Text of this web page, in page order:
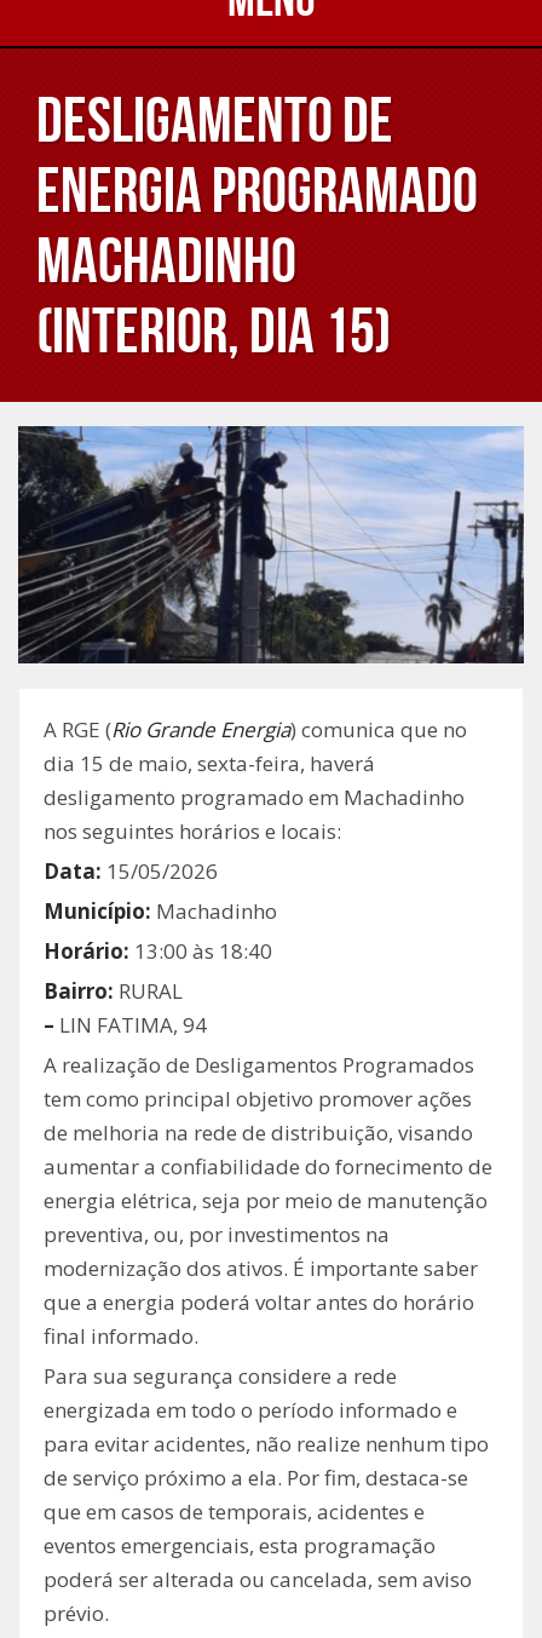
Desligamento de
energia programado
Machadinho
(interior, dia 15)
A RGE (Rio Grande Energia) comunica que no
dia 15 de maio, sexta-feira, haverá
desligamento programado em Machadinho
nos seguintes horários e locais:
Data: 15/05/2026
Município: Machadinho
Horário: 13:00 às 18:40
Bairro: RURAL
– LIN FATIMA, 94
A realização de Desligamentos Programados
tem como principal objetivo promover ações
de melhoria na rede de distribuição, visando
aumentar a confiabilidade do fornecimento de
energia elétrica, seja por meio de manutenção
preventiva, ou, por investimentos na
modernização dos ativos. É importante saber
que a energia poderá voltar antes do horário
final informado.
Para sua segurança considere a rede
energizada em todo o período informado e
para evitar acidentes, não realize nenhum tipo
de serviço próximo a ela. Por fim, destaca-se
que em casos de temporais, acidentes e
eventos emergenciais, esta programação
poderá ser alterada ou cancelada, sem aviso
prévio.